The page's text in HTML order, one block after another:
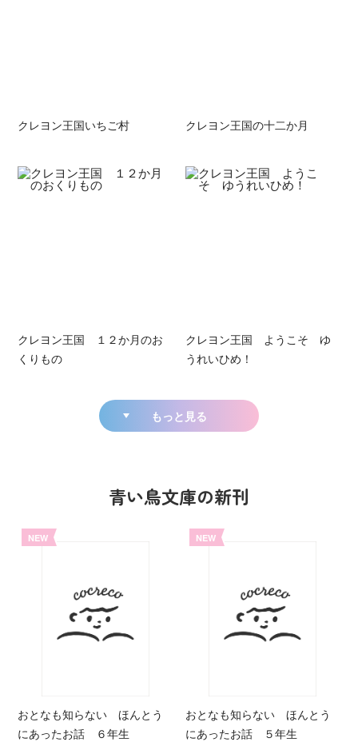
クレヨン王国いちご村 クレヨン王国の十二か月
クレヨン王国 １２か月のお
くりもの
クレヨン王国 ようこそ ゆ
うれいひめ！
もっと見る
青い鳥文庫の新刊
NEW
おとなも知らない ほんとう
にあったお話 ６年生
NEW
おとなも知らない ほんとう
にあったお話 ５年生